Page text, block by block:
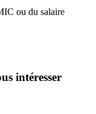
ou du salaire
intéresser